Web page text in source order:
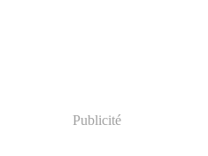
Publicité